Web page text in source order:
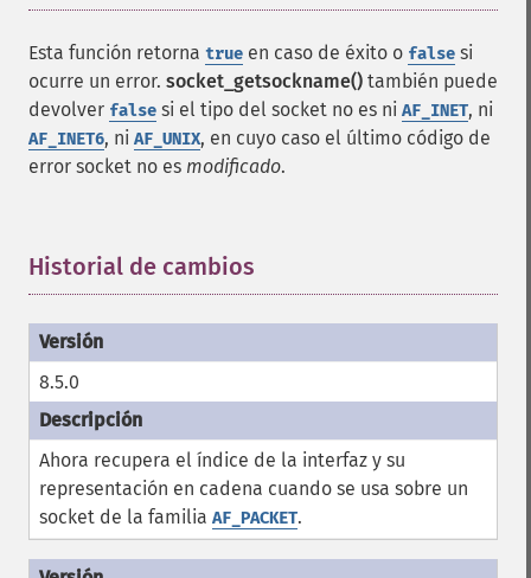
Esta función retorna true en caso de éxito o false si
ocurre un error. socket_getsockname() también puede
devolver false si el tipo del socket no es ni AF_INET, ni
AF_INET6, ni AF_UNIX, en cuyo caso el último código de
error socket no es modificado.
Historial de cambios
8.5.0
Ahora recupera el índice de la interfaz y su
representación en cadena cuando se usa sobre un
socket de la familia AF_PACKET.